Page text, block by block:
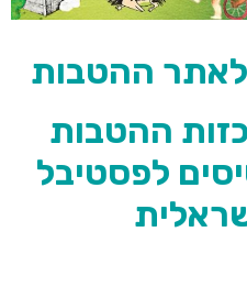
לאתר ההטבות
ההטבות
לפסטיבל